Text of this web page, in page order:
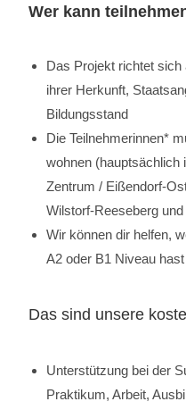
Wer kann
Das Projekt richtet sich
ihrer Herkunft,
Bildungsstand
Die Teilnehmerinnen*
wohnen (hauptsächlich
Zentrum / Eißendorf-
Wilstorf-Reeseberg
Wir können dir helfen,
A2 oder B1 Niveau hast
Das sind unsere
Unterstützung bei der
Praktikum, Arbeit,